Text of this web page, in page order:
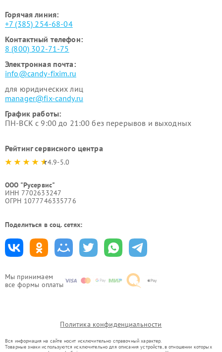
Мы принимаем
все формы оплаты
Горячая линия:
+7 (385) 254-68-04
Контактный телефон:
8 (800) 302-71-75
Электронная почта:
info@candy-fixim.ru
для юридических лиц
manager@fix-candy.ru
График работы:
ПН-ВСК с 9:00 до 21:00 без перерывов и выходных
Рейтинг сервисного центра
4.9-5.0
ООО "Русервис"
ИНН 7702633247
ОГРН 1077746335776
Поделиться в соц. сетях:
Политика конфиденциальности
Вся информация на сайте носит исключительно справочный характер.
Товарные знаки используются исключительно для описания устройств, в отношении которых